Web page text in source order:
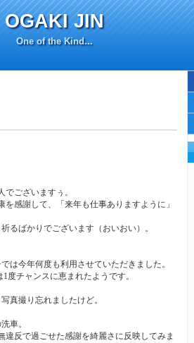
OGAKI JIN
One of the Kind...
ございますぅ。
感謝して、「来年も仕事ありますように」
るばかりでございます（おいおい）。
は今年何度も利用させていただきました。
度チャンスに恵まれたようです。
真撮り忘れましたけど。
車。
反で過ごせた感謝を綺麗さに反映してみま